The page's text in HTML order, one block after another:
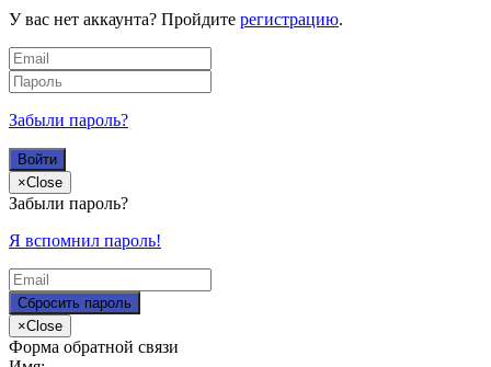
У вас нет аккаунта? Пройдите регистрацию.
Забыли пароль?
×Close
Забыли пароль?
Я вспомнил пароль!
×Close
Форма обратной связи